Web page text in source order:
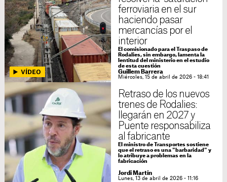
ferroviaria en el sur
haciendo pasar
mercancías por el
interior
El comisionado para el Traspaso de
Rodalies, sin embargo, lamenta la
lentitud del ministerio en el estudio
de esta cuestión
Guillem Barrera
Miércoles, 15 de abril de 2026 - 18:41
Retraso de los nuevos
trenes de Rodalies:
llegarán en 2027 y
Puente responsabiliza
al fabricante
El ministro de Transportes sostiene
que el retraso es una "barbaridad" y
lo atribuye a problemas en la
fabricación
Jordi Martín
Lunes, 13 de abril de 2026 - 11:16